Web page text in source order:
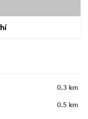
0.3 km
0.5 km